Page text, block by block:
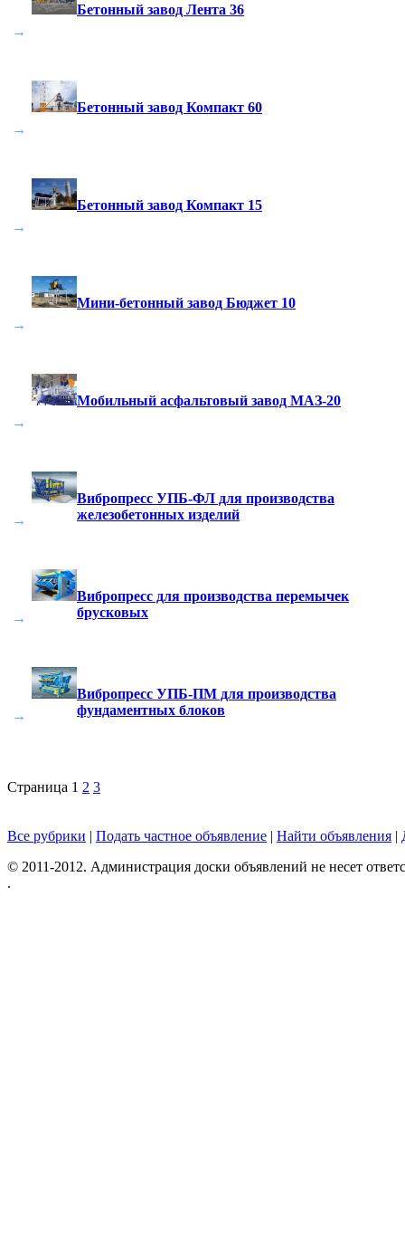
→
Бетонный завод Лента 36
→
Бетонный завод Компакт 60
→
Бетонный завод Компакт 15
→
Мини-бетонный завод Бюджет 10
→
Мобильный асфальтовый завод МАЗ-20
→
Вибропресс УПБ-ФЛ для производства
железобетонных изделий
→
Вибропресс для производства перемычек
брусковых
→
Вибропресс УПБ-ПМ для производства
фундаментных блоков
Страница 1 2 3
Все рубрики | Подать частное объявление | Найти объявления |
© 2011-2012. Администрация доски объявлений не несет
.